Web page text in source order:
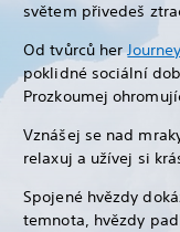
světem přivedeš
Od tvůrců herJourney
poklidné sociální
Prozkoumej
Vznášej se nad
relaxuj a užívej si
Spojené hvězdy
temnota, hvězdy